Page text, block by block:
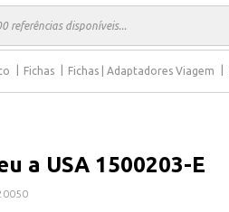
Fichas Fichas | Adaptadores Viagem
a USA 1500203-E